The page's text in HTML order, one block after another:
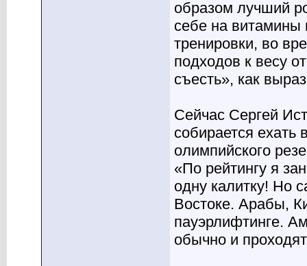
образом лучший
себе на витамины
тренировки, во
подходов к весу
съесть», как
Сейчас Сергей
собирается ехать
олимпийского
«По рейтингу я
одну калитку! Но
Востоке. Арабы,
пауэрлифтинге.
обычно и